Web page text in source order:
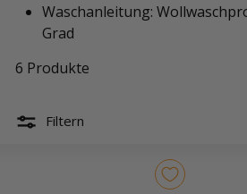
Waschanleitung:
Grad
6 Produkte
Filtern